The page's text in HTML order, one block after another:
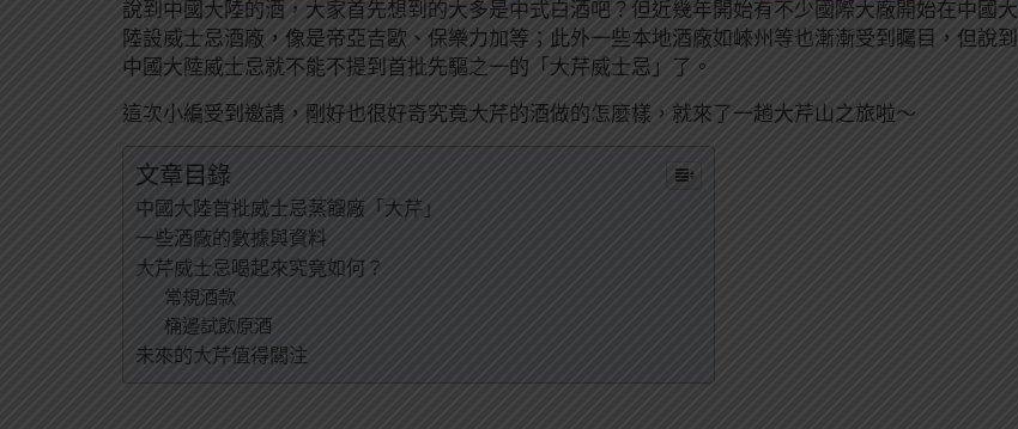
說到中國大陸的酒，大家首先想到的大多是中式白酒吧？但近幾年開始有不少國際大廠開始在中國大
陸設威士忌酒廠，像是帝亞吉歐、保樂力加等；此外一些本地酒廠如崍州等也漸漸受到矚目，但說到
中國大陸威士忌就不能不提到首批先驅之一的「大芹威士忌」了。
這次小編受到邀請，剛好也很好奇究竟大芹的酒做的怎麼樣，就來了一趟大芹山之旅啦～
文章目錄
中國大陸首批威士忌蒸餾廠「大芹」
一些酒廠的數據與資料
大芹威士忌喝起來究竟如何？
常規酒款
桶邊試飲原酒
未來的大芹值得關注